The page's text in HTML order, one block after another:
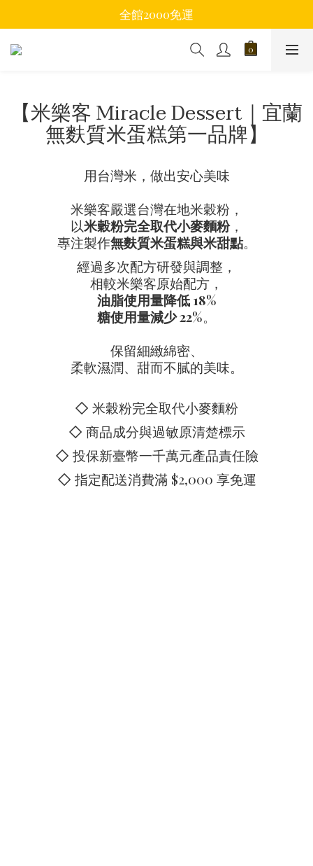
全館2000免運
【米樂客 Miracle Dessert｜宜蘭
無麩質米蛋糕第一品牌】
用台灣米，做出安心美味
米樂客嚴選台灣在地米穀粉，
以米穀粉完全取代小麥麵粉，
專注製作無麩質米蛋糕與米甜點。
經過多次配方研發與調整，
相較米樂客原始配方，
油脂使用量降低 18%
糖使用量減少 22%。
保留細緻綿密、
柔軟濕潤、甜而不膩的美味。
◇ 米穀粉完全取代小麥麵粉
◇ 商品成分與過敏原清楚標示
◇ 投保新臺幣一千萬元產品責任險
◇ 指定配送消費滿 $2,000 享免運